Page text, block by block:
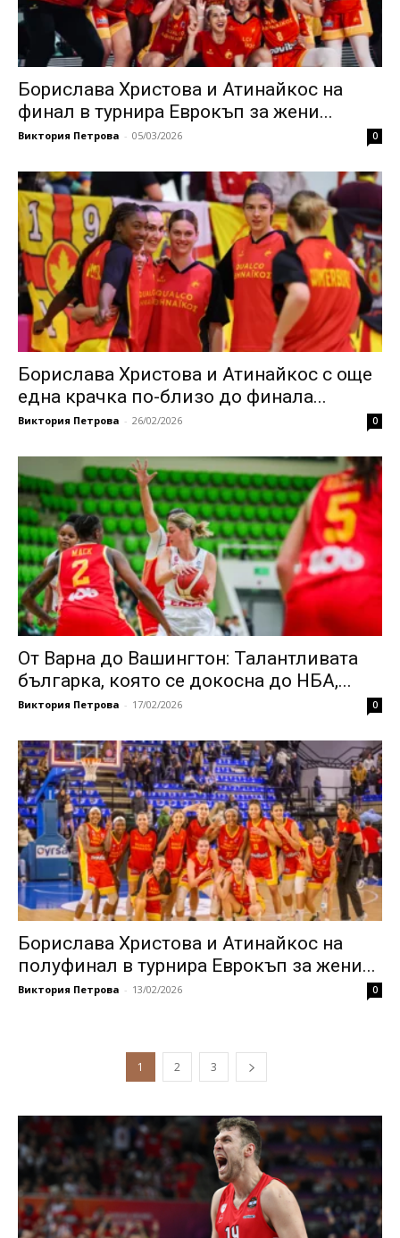
Борислава Христова и Атинайкос на
финал в турнира Еврокъп за жени...
Виктория Петрова - 05/03/2026 0
Бориславa Христова и Атинайкос с още
една крачка по-близо до финала...
Виктория Петрова - 26/02/2026 0
От Варна до Вашингтон: Талантливата
българка, която се докосна до НБА,...
Виктория Петрова - 17/02/2026 0
Борислава Христова и Атинайкос на
полуфинал в турнира Еврокъп за жени...
Виктория Петрова - 13/02/2026 0
1 2 3